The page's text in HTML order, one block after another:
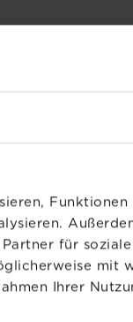
für
mit
Ihrer
® Langzeit
für